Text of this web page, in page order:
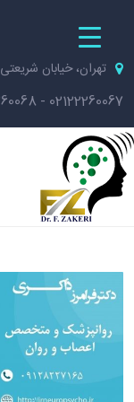
تهران، خیابان
02122260067
-